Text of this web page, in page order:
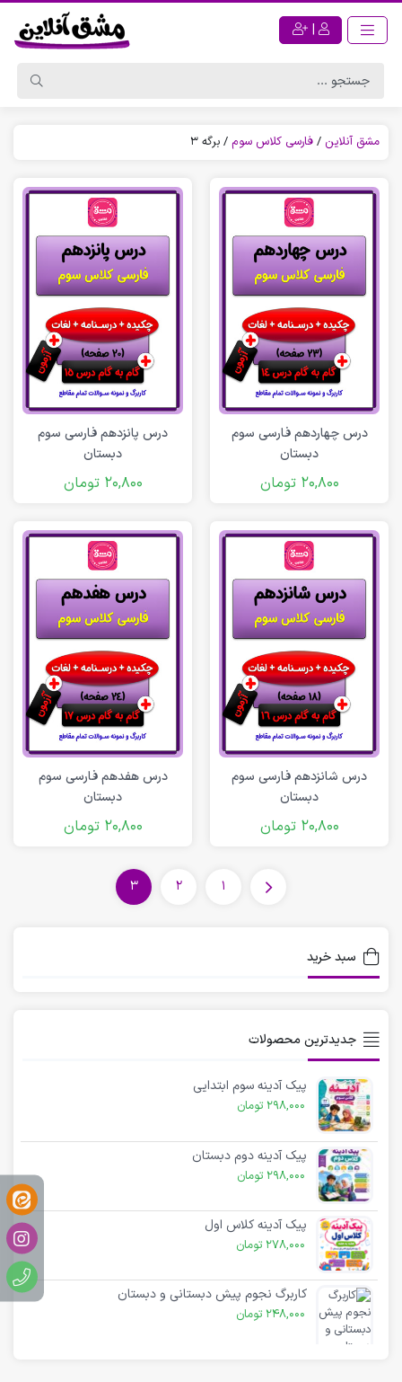
|
مشق آنلاین / فارسی کلاس سوم / برگه 3
درس چهاردهم فارسی سوم
دبستان
20,800 تومان
درس پانزدهم فارسی سوم
دبستان
20,800 تومان
درس شانزدهم فارسی سوم
دبستان
20,800 تومان
درس هفدهم فارسی سوم
دبستان
20,800 تومان
1
2
3
سبد خرید
جدیدترین محصولات
پیک آدینه سوم ابتدایی
298,000 تومان
پیک آدینه دوم دبستان
298,000 تومان
پیک آدینه کلاس اول
278,000 تومان
کاربرگ نجوم پیش دبستانی و دبستان
248,000 تومان